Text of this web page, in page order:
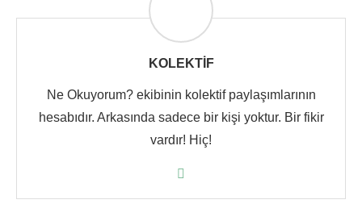
KOLEKTIF
Ne Okuyorum? ekibinin kolektif paylaşımlarının
hesabıdır. Arkasında sadece bir kişi yoktur. Bir fikir
vardır! Hiç!